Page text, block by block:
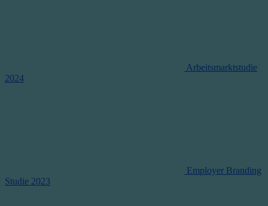
Arbeitsmarktstudie
2024
Employer Branding
Studie 2023